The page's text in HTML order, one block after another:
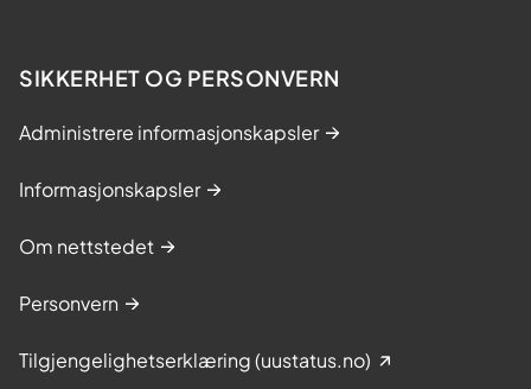
SIKKERHET OG PERSONVERN
Administrere informasjonskapsler
Informasjonskapsler
Om nettstedet
Personvern
Tilgjengelighetserklæring (uustatus.no)